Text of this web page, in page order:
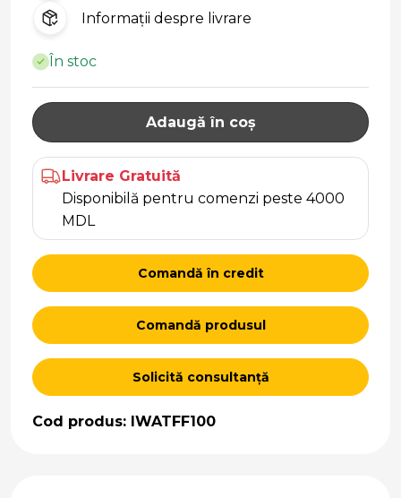
Informații despre livrare
În stoc
Adaugă în coș
Livrare Gratuită
Disponibilă pentru comenzi peste 4000
MDL
Comandă în credit
Comandă produsul
Solicită consultanță
Cod produs: IWATFF100